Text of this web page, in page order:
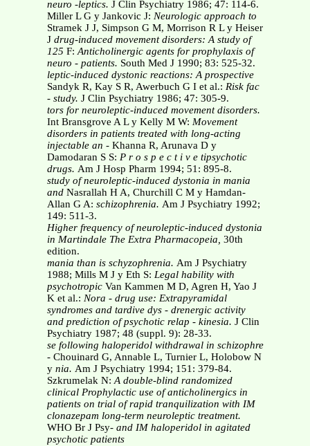
neuro -leptics. J Clin Psychiatry 1986; 47: 114-6.
Miller L G y Jankovic J: Neurologic approach to
Stramek J J, Simpson G M, Morrison R L y Heiser
J drug-induced movement disorders: A study of
125 F:Anticholinergic agents for prophylaxis of
neuro - patients. South Med J 1990; 83: 525-32.
leptic-induced dystonic reactions: A prospective
Sandyk R, Kay S R, Awerbuch G I et al.: Risk fac
- study. J Clin Psychiatry 1986; 47: 305-9.
tors for neuroleptic-induced movement disorders.
Int Bransgrove A L y Kelly M W: Movement
disorders in patients treated with long-acting
injectable an -Khanna R, Arunava D y
Damodaran S S: P r o s p e c t i v e tipsychotic
drugs. Am J Hosp Pharm 1994; 51: 895-8.
study of neuroleptic-induced dystonia in mania
andNasrallah H A, Churchill C M y Hamdan-
Allan G A: schizophrenia. Am J Psychiatry 1992;
149: 511-3.
Higher frequency of neuroleptic-induced dystonia
in Martindale The Extra Pharmacopeia, 30th
edition.
mania than is schyzophrenia. Am J Psychiatry
1988; Mills M J y Eth S: Legal hability with
psychotropicVan Kammen M D, Agren H, Yao J
K et al.: Nora - drug use: Extrapyramidal
syndromes and tardive dys - drenergic activity
and prediction of psychotic relap - kinesia. J Clin
Psychiatry 1987; 48 (suppl. 9): 28-33.
se following haloperidol withdrawal in schizophre
-Chouinard G, Annable L, Turnier L, Holobow N
y nia. Am J Psychiatry 1994; 151: 379-84.
Szkrumelak N:A double-blind randomized
clinical Prophylactic use of anticholinergics in
patients on trial of rapid tranquilization with IM
clonazepam long-term neuroleptic treatment.
WHO Br J Psy- and IM haloperidol in agitated
psychotic patients